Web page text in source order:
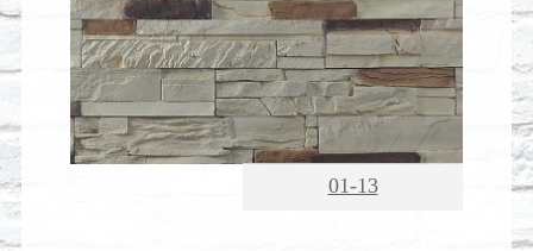
01-13